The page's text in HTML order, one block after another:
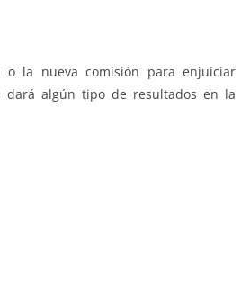
o la nueva comisión para enjuiciar
dará algún tipo de resultados en la